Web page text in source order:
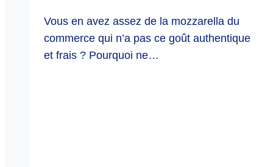
Vous en avez assez de la mozzarella du
commerce qui n’a pas ce goût authentique
et frais ? Pourquoi ne…